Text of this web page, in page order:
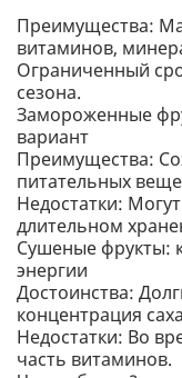
Преимущества:
витаминов,
Ограниченный
сезона.
Замороженные
вариант
Преимущества:
питательных
Недостатки:
длительном
Сушеные фрукты:
энергии
Достоинства:
концентрация
Недостатки: Во
часть витаминов.